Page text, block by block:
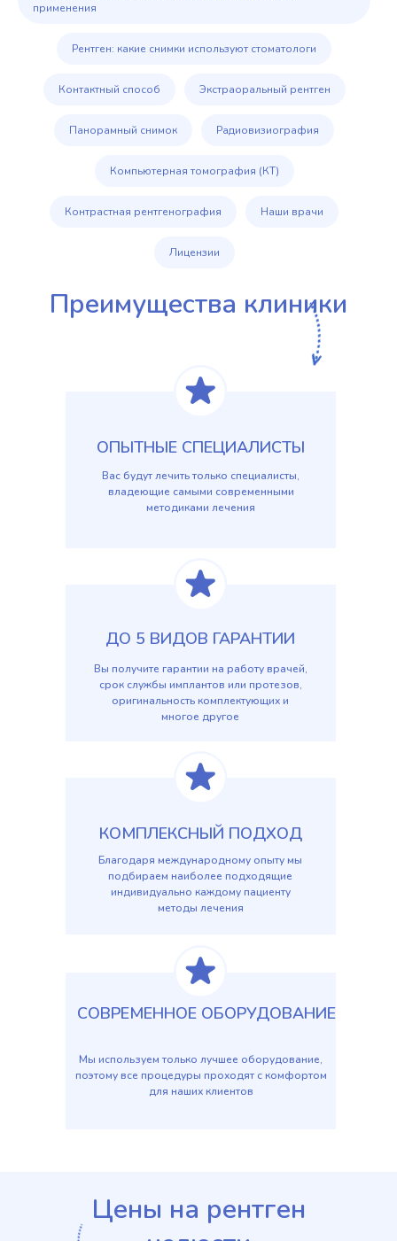
применения
Рентген: какие снимки используют стоматологи
Контактный способ Экстраоральный рентген
Панорамный снимок Радиовизиография
Компьютерная томография (КТ)
Контрастная рентгенография Наши врачи
Лицензии
Преимущества клиники
СОВРЕМЕННОЕ ОБОРУДОВАНИЕ
КОМПЛЕКСНЫЙ ПОДХОД
ДО 5 ВИДОВ ГАРАНТИИ
ОПЫТНЫЕ СПЕЦИАЛИСТЫ
Вас будут лечить только специалисты,
владеющие самыми современными
методиками лечения
Вы получите гарантии на работу врачей,
срок службы имплантов или протезов,
оригинальность комплектующих и
многое другое
Мы используем только лучшее оборудование,
поэтому все процедуры проходят с комфортом
для наших клиентов
Благодаря международному опыту мы
подбираем наиболее подходящие
индивидуально каждому пациенту
методы лечения
Цены на рентген